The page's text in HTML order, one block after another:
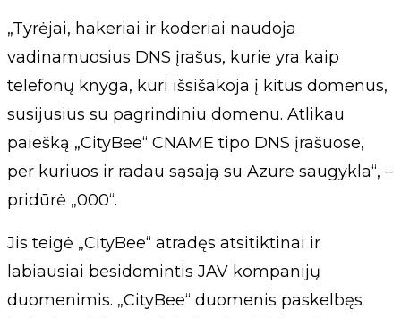
„Tyrėjai, hakeriai ir koderiai naudoja
vadinamuosius DNS įrašus, kurie yra kaip
telefonų knyga, kuri išsišakoja į kitus domenus,
susijusius su pagrindiniu domenu. Atlikau
paiešką „CityBee“ CNAME tipo DNS įrašuose,
per kuriuos ir radau sąsają su Azure saugykla“, –
pridūrė „000“.
Jis teigė „CityBee“ atradęs atsitiktinai ir
labiausiai besidomintis JAV kompanijų
duomenimis. „CityBee“ duomenis paskelbęs